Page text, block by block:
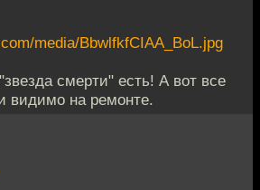
media/BbwlfkfCIAA_BoL.jpg
смерти" есть! А вот все
видимо на ремонте.